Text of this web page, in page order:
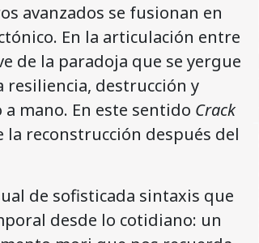
avanzados se fusionan en
En la articulación entre
de la paradoja que se yergue
destrucción y
mano. En este sentido Crack
reconstrucción después del
de sofisticada sintaxis que
desde lo cotidiano: un